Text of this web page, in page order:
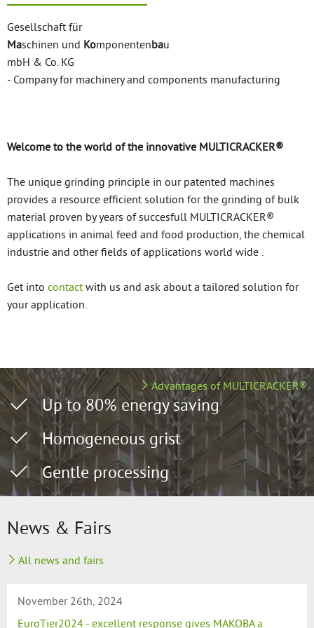
Gesellschaft für
Maschinen und Komponentenbau
mbH & Co. KG
- Company for machinery and components manufacturing
Welcome to the world of the innovative MULTICRACKER®
The unique grinding principle in our patented machines
provides a resource efficient solution for the grinding of bulk
material proven by years of succesfull MULTICRACKER®
applications in animal feed and food production, the chemical
industrie and other fields of applications world wide .
Get into contactwith us and ask about a tailored solution for
your application.
Advantages of MULTICRACKER®
Up to 80% energy saving
Homogeneous grist
Gentle processing
News & Fairs
All news and fairs
November 26th, 2024
EuroTier2024 - excellent response gives MAKOBA a